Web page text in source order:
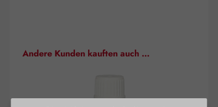
Produktgalerie überspringen
Andere Kunden kauften auch …